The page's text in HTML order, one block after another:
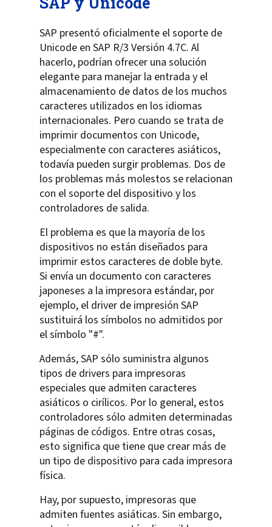
SAP presentó oficialmente el soporte de
Unicode en SAP R/3 Versión 4.7C. Al
hacerlo, podrían ofrecer una solución
elegante para manejar la entrada y el
almacenamiento de datos de los muchos
caracteres utilizados en los idiomas
internacionales. Pero cuando se trata de
imprimir documentos con Unicode,
especialmente con caracteres asiáticos,
todavía pueden surgir problemas. Dos de
los problemas más molestos se relacionan
con el soporte del dispositivo y los
controladores de salida.
El problema es que la mayoría de los
dispositivos no están diseñados para
imprimir estos caracteres de doble byte.
Si envía un documento con caracteres
japoneses a la impresora estándar, por
ejemplo, el driver de impresión SAP
sustituirá los símbolos no admitidos por
el símbolo "#".
Además, SAP sólo suministra algunos
tipos de drivers para impresoras
especiales que admiten caracteres
asiáticos o cirílicos. Por lo general, estos
controladores sólo admiten determinadas
páginas de códigos. Entre otras cosas,
esto significa que tiene que crear más de
un tipo de dispositivo para cada impresora
física.
Hay, por supuesto, impresoras que
admiten fuentes asiáticas. Sin embargo,